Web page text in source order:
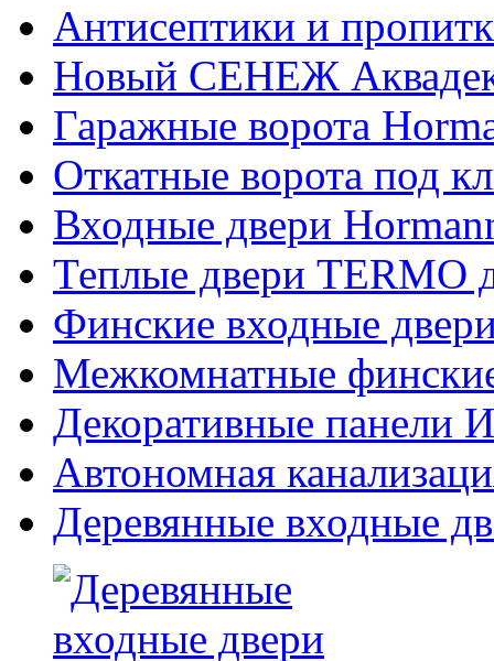
Антисептики и
Новый СЕНЕЖ
Гаражные ворота
Откатные ворота под
Входные двери
Теплые двери TERMO
Финские входные
Межкомнатные
Декоративные панели
Автономная
Деревянные входные